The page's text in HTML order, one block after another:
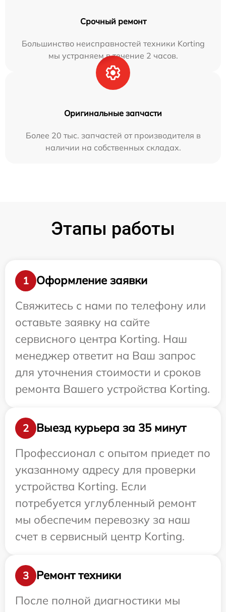
Срочный ремонт
Большинство неисправностей техники Korting
мы устраняем в течение 2 часов.
Оригинальные запчасти
Более 20 тыс. запчастей от производителя в
наличии на собственных складах.
Этапы работы
1
Оформление заявки
Свяжитесь с нами по телефону или
оставьте заявку на сайте
сервисного центра Korting. Наш
менеджер ответит на Ваш запрос
для уточнения стоимости и сроков
ремонта Вашего устройства Korting.
2
Выезд курьера за 35 минут
Профессионал с опытом приедет по
указанному адресу для проверки
устройства Korting. Если
потребуется углубленный ремонт
мы обеспечим перевозку за наш
счет в сервисный центр Korting.
3
Ремонт техники
После полной диагностики мы